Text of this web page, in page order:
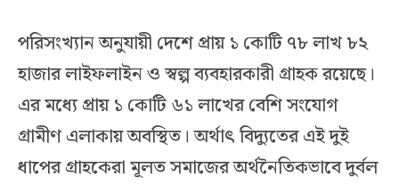
পরিসংখ্যান অনুযায়ী দেশে প্রায় ১ কোটি ৭৮ লাখ ৮২
হাজার লাইফলাইন ও স্বল্প ব্যবহারকারী গ্রাহক রয়েছে।
এর মধ্যে প্রায় ১ কোটি ৬১ লাখের বেশি সংযোগ
গ্রামীণ এলাকায় অবস্থিত। অর্থাৎ বিদ্যুতের এই দুই
ধাপের গ্রাহকেরা মূলত সমাজের অর্থনৈতিকভাবে দুর্বল